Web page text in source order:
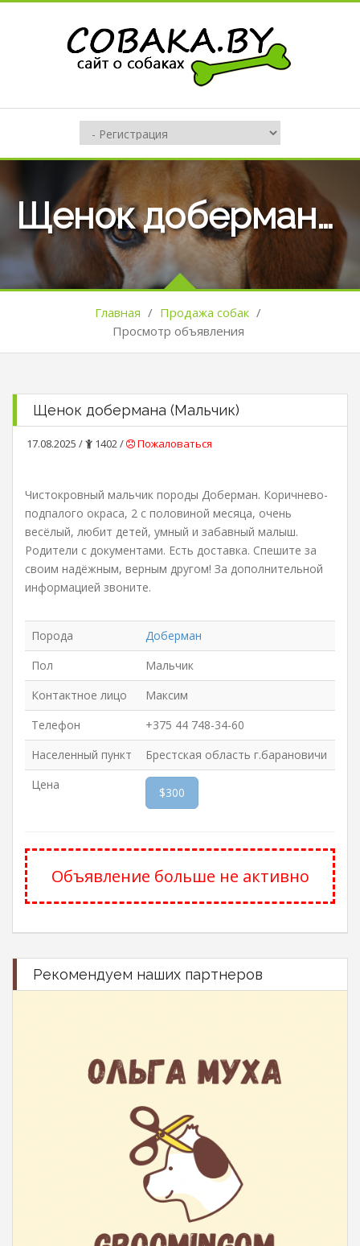
Щенок добермана (Мальчик)
Главная / Продажа собак /
Просмотр объявления
Щенок добермана (Мальчик)
17.08.2025 / 1402 / Пожаловаться
Чистокровный мальчик породы Доберман. Коричнево-
подпалого окраса, 2 с половиной месяца, очень
весёлый, любит детей, умный и забавный малыш.
Родители с документами. Есть доставка. Спешите за
своим надёжным, верным другом! За дополнительной
информацией звоните.
Порода
Доберман
Пол
Мальчик
Контактное лицо
Максим
Телефон
+375 44 748-34-60
Населенный пункт
Брестская облаcть г.барановичи
Цена
$300
Объявление больше не активно
Рекомендуем наших партнеров